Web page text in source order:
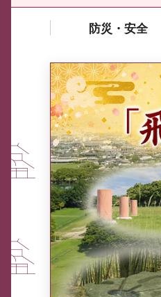
防災・安全
中東情勢や原油価格上昇の影響
を受ける中小企業向け相談窓口
について
ふるさと納税なら、奈良